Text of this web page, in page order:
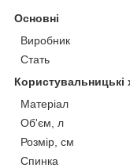
Основні
Виробник
Стать
Користувальницькі
Матеріал
Об'єм, л
Розмір, см
Спинка